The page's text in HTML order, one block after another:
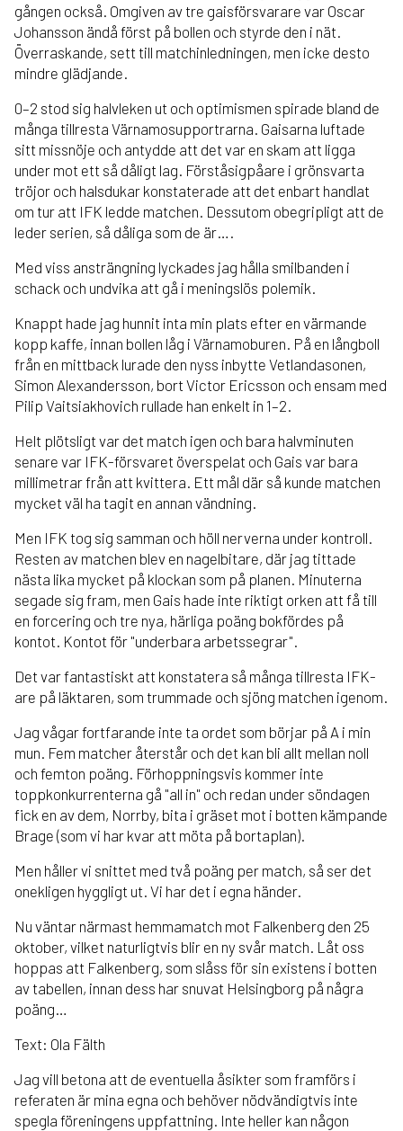
gången också. Omgiven av tre gaisförsvarare var Oscar
Johansson ändå först på bollen och styrde den i nät.
Överraskande, sett till matchinledningen, men icke desto
mindre glädjande.
0–2 stod sig halvleken ut och optimismen spirade bland de
många tillresta Värnamosupportrarna. Gaisarna luftade
sitt missnöje och antydde att det var en skam att ligga
under mot ett så dåligt lag. Förståsigpåare i grönsvarta
tröjor och halsdukar konstaterade att det enbart handlat
om tur att IFK ledde matchen. Dessutom obegripligt att de
leder serien, så dåliga som de är….
Med viss ansträngning lyckades jag hålla smilbanden i
schack och undvika att gå i meningslös polemik.
Knappt hade jag hunnit inta min plats efter en värmande
kopp kaffe, innan bollen låg i Värnamoburen. På en långboll
från en mittback lurade den nyss inbytte Vetlandasonen,
Simon Alexandersson, bort Victor Ericsson och ensam med
Pilip Vaitsiakhovich rullade han enkelt in 1–2.
Helt plötsligt var det match igen och bara halvminuten
senare var IFK-försvaret överspelat och Gais var bara
millimetrar från att kvittera. Ett mål där så kunde matchen
mycket väl ha tagit en annan vändning.
Men IFK tog sig samman och höll nerverna under kontroll.
Resten av matchen blev en nagelbitare, där jag tittade
nästa lika mycket på klockan som på planen. Minuterna
segade sig fram, men Gais hade inte riktigt orken att få till
en forcering och tre nya, härliga poäng bokfördes på
kontot. Kontot för "underbara arbetssegrar".
Det var fantastiskt att konstatera så många tillresta IFK-
are på läktaren, som trummade och sjöng matchen igenom.
Jag vågar fortfarande inte ta ordet som börjar på A i min
mun. Fem matcher återstår och det kan bli allt mellan noll
och femton poäng. Förhoppningsvis kommer inte
toppkonkurrenterna gå "all in" och redan under söndagen
fick en av dem, Norrby, bita i gräset mot i botten kämpande
Brage (som vi har kvar att möta på bortaplan).
Men håller vi snittet med två poäng per match, så ser det
onekligen hyggligt ut. Vi har det i egna händer.
Nu väntar närmast hemmamatch mot Falkenberg den 25
oktober, vilket naturligtvis blir en ny svår match. Låt oss
hoppas att Falkenberg, som slåss för sin existens i botten
av tabellen, innan dess har snuvat Helsingborg på några
poäng…
Text: Ola Fälth
Jag vill betona att de eventuella åsikter som framförs i
referaten är mina egna och behöver nödvändigtvis inte
spegla föreningens uppfattning. Inte heller kan någon